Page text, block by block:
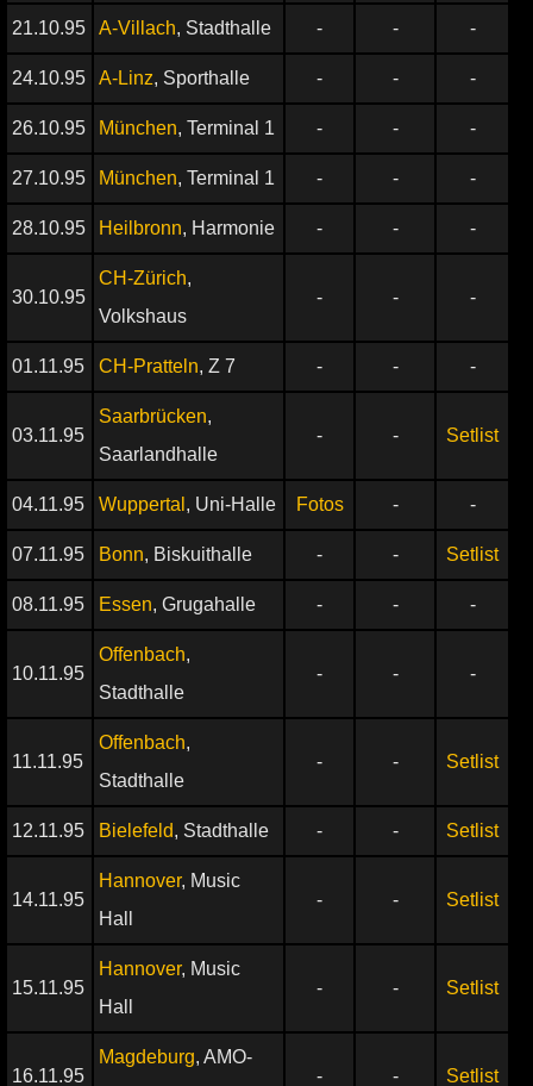
21.10.95 A-Villach, Stadthalle - - -
24.10.95 A-Linz, Sporthalle - - -
26.10.95 München, Terminal 1 - - -
27.10.95 München, Terminal 1 - - -
28.10.95 Heilbronn, Harmonie - - -
30.10.95
CH-Zürich,
Volkshaus
- - -
01.11.95 CH-Pratteln, Z 7 - - -
03.11.95
Saarbrücken,
Saarlandhalle
- - Setlist
04.11.95 Wuppertal , Uni-Halle Fotos - -
07.11.95 Bonn, Biskuithalle - - Setlist
08.11.95 Essen, Grugahalle - - -
10.11.95
Offenbach,
Stadthalle
- - -
11.11.95
Offenbach,
Stadthalle
- - Setlist
12.11.95 Bielefeld, Stadthalle - - Setlist
14.11.95
Hannover, Music
Hall
- - Setlist
15.11.95
Hannover, Music
Hall
- - Setlist
16.11.95
Magdeburg, AMO-
- - Setlist